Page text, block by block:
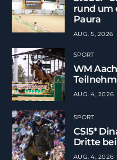
rund um
Paura
AUG. 5, 2026
SPORT
WM
AUG. 4, 2026
SPORT
CSI5*
Dritte
AUG. 4, 2026